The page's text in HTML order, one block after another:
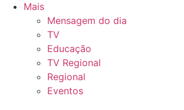
Mais
Mensagem do dia
TV
Educação
TV Regional
Regional
Eventos